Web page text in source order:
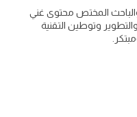
المختص محتوى غني
وتوطين التقنية